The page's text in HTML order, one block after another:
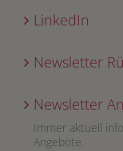
LinkedIn
Newsletter
Newsletter
Immer aktuell
Angebote.